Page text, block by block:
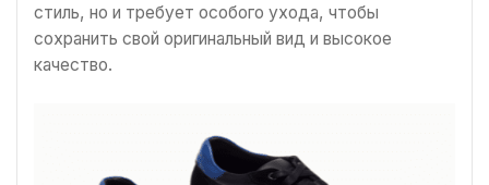
стиль, но и требует особого ухода, чтобы
сохранить свой оригинальный вид и высокое
качество.